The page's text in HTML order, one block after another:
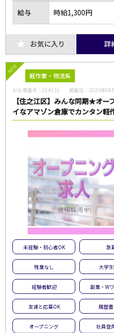
給与 時給1,300円
お気に入り 詳
NEW
軽作業・物流系
お仕事番号：014131 掲載日： 2026年08
【住之江区】みんな同期★オー
イなアマゾン倉庫でカンタン軽
未経験・初心者OK 急
残業なし 大学
経験者歓迎 副業・W
友達と応募OK 履歴
オープニング 社員登